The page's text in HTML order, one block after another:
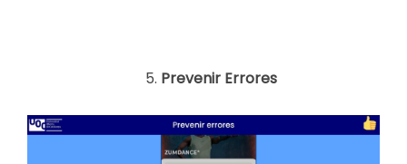
Prevenir Errores